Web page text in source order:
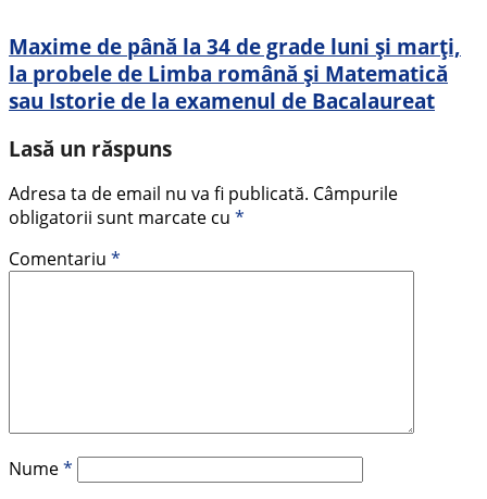
Maxime de până la 34 de grade luni și marți,
la probele de Limba română și Matematică
sau Istorie de la examenul de Bacalaureat
Lasă un răspuns
Adresa ta de email nu va fi publicată. Câmpurile
obligatorii sunt marcate cu *
Comentariu *
Nume*